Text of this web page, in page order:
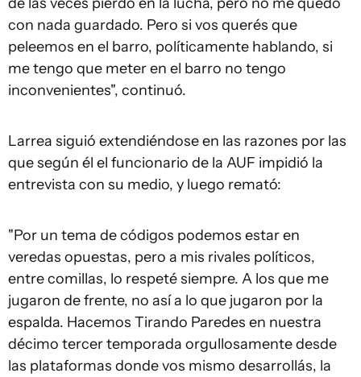
con nada guardado. Pero si vos querés que
peleemos en el barro, políticamente hablando, si
me tengo que meter en el barro no tengo
inconvenientes", continuó.
Larrea siguió extendiéndose en las razones por las
que según él el funcionario de la AUF impidió la
entrevista con su medio, y luego remató:
"Por un tema de códigos podemos estar en
veredas opuestas, pero a mis rivales políticos,
entre comillas, lo respeté siempre. A los que me
jugaron de frente, no así a lo que jugaron por la
espalda. Hacemos Tirando Paredes en nuestra
décimo tercer temporada orgullosamente desde
las plataformas donde vos mismo desarrollás, la